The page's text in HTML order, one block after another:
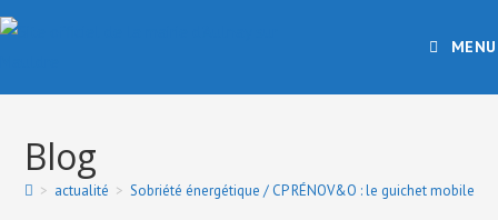
MENU
Blog
> actualité > Sobriété énergétique / CP RÉNOV&O : le guichet mobile